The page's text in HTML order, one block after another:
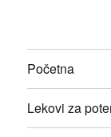
Početna
Lekovi za